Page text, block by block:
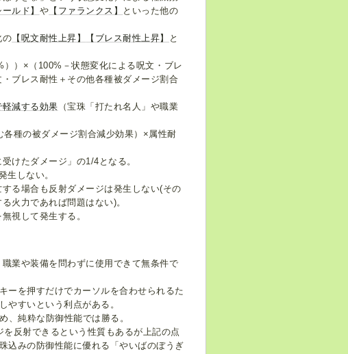
ールド】 や 【ファランクス】
といった他の
の 【呪文耐性上昇】 【ブレス耐性上昇】
と
）×（100%－状態変化による呪文・ブレ
ブレス耐性＋その他各種被ダメージ割合
減する効果 （宝珠「打たれ名人」や職業
種の被ダメージ割合減少効果）×属性耐
けたダメージ」の1/4となる。
生しない。
る場合も反射ダメージは発生しない(その
火力であれば問題はない)。
無視して発生する。
業や装備を問わずに使用できて無条件で
ーを押すだけでカーソルを合わせられるた
やすいという利点がある。
、純粋な防御性能では勝る。
反射できるという性質もあるが上記の点
込みの防御性能に優れる「やいばのぼうぎ